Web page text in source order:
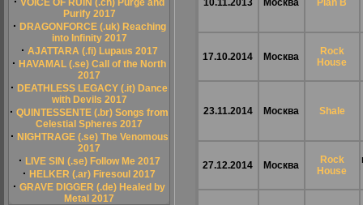
VOICE OF RUIN (.ch) Purge and
Purify 2017
· DRAGONFORCE (.uk) Reaching
into Infinity 2017
· AJATTARA (.fi) Lupaus 2017
· HAVAMAL (.se) Call of the North
2017
· DEATHLESS LEGACY (.it) Dance
with Devils 2017
· QUINTESSENTE (.br) Songs from
Celestial Spheres 2017
· NIGHTRAGE (.se) The Venomous
2017
· LIVE SIN (.se) Follow Me 2017
· HELKER (.ar) Firesoul 2017
· GRAVE DIGGER (.de) Healed by
Metal 2017
10.11.2013 Москва Plan B
17.10.2014 Москва
Rock
House
23.11.2014 Москва Shale
27.12.2014 Москва
Rock
House